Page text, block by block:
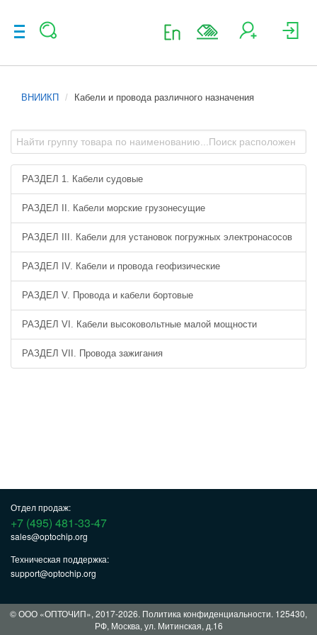
ВНИИКП Кабели и провода различного назначения
РАЗДЕЛ 1. Кабели судовые
РАЗДЕЛ II. Кабели морские грузонесущие
РАЗДЕЛ III. Кабели для установок погружных электронасосов
РАЗДЕЛ IV. Кабели и провода геофизические
РАЗДЕЛ V. Провода и кабели бортовые
РАЗДЕЛ VI. Кабели высоковольтные малой мощности
РАЗДЕЛ VII. Провода зажигания
Отдел продаж:
+7 (495) 481-33-47
sales@optochip.org
Техническая поддержка:
support@optochip.org
© ООО «ОПТОЧИП», 2017-2026. Политика конфиденциальности. 125430,
РФ, Москва, ул. Митинская, д.16